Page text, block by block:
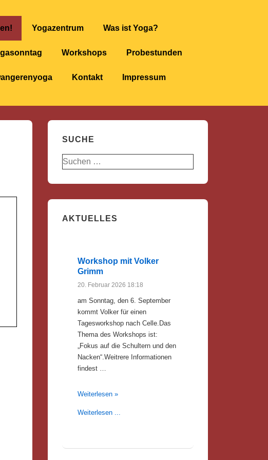
Yogazentrum Was ist Yoga?
Workshops Probestunden
Kontakt Impressum
SUCHE
Suchen
nach:
AKTUELLES
Workshop mit Volker
Grimm
20. Februar 2026 18:18
am Sonntag, den 6. September
kommt Volker für einen
Tagesworkshop nach Celle.Das
Thema des Workshops ist:
„Fokus auf die Schultern und den
Nacken“.Weitrere Informationen
findest …
Workshop mit Volker Grimm
Weiterlesen »
Weiterlesen ...